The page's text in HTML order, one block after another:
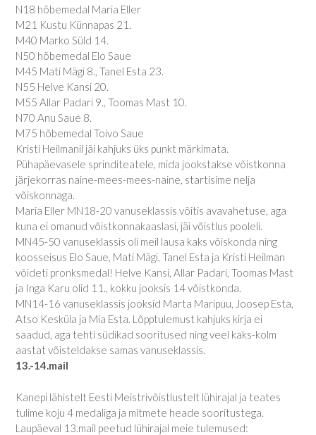
N18 hõbemedal Maria Eller
M21 Kustu Künnapas 21.
M40 Marko Süld 14.
N50 hõbemedal Elo Saue
M45 Mati Mägi 8., Tanel Esta 23.
N55 Helve Kansi 20.
M55 Allar Padari 9., Toomas Mast 10.
N70 Anu Saue 8.
M75 hõbemedal Toivo Saue
Kristi Heilmanil jäi kahjuks üks punkt märkimata.
Pühapäevasele sprinditeatele, mida jookstakse võistkonna
järjekorras naine-mees-mees-naine, startisime nelja
võiskonnaga.
Maria Eller MN18-20 vanuseklassis võitis avavahetuse, aga
kuna ei omanud võistkonnakaaslasi, jäi võistlus pooleli.
MN45-50 vanuseklassis oli meil lausa kaks võiskonda ning
koosseisus Elo Saue, Mati Mägi, Tanel Esta ja Kristi Heilman
võideti pronksmedal! Helve Kansi, Allar Padari, Toomas Mast
ja Inga Karu olid 11., kokku jooksis 14 võistkonda.
MN14-16 vanuseklassis jooksid Marta Maripuu, Joosep Esta,
Atso Kesküla ja Mia Esta. Lõpptulemust kahjuks kirja ei
saadud, aga tehti südikad sooritused ning veel kaks-kolm
aastat võisteldakse samas vanuseklassis.
13.-14.mail
Kanepi lähistelt Eesti Meistrivõistlustelt lühirajal ja teates
tulime koju 4 medaliga ja mitmete heade sooritustega.
Laupäeval 13.mail peetud lühirajal meie tulemused: